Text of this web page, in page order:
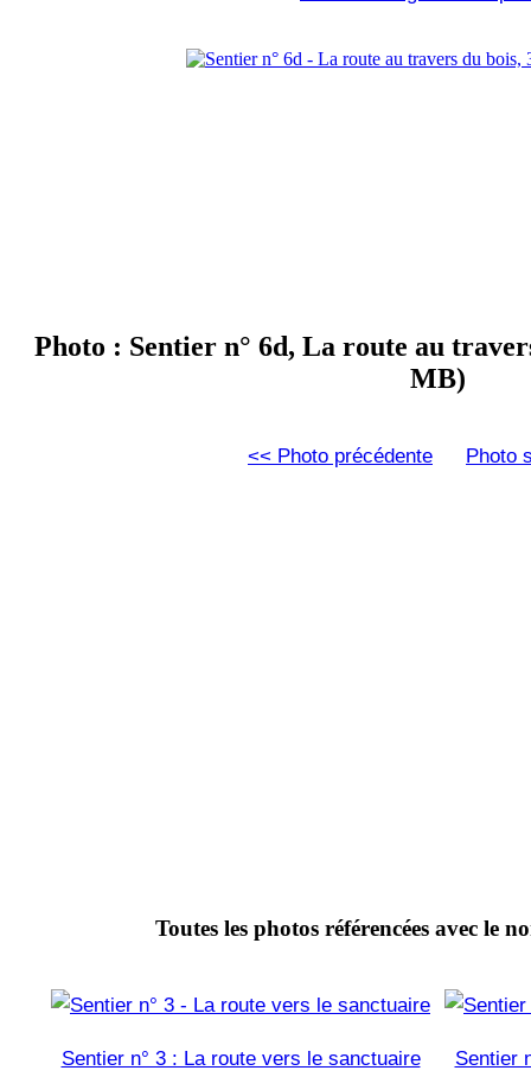
Photo : Sentier n° 6d, La route au
MB)
<< Photo précédente Photo
Toutes les photos référencées avec le
Sentier n° 3 : La route vers le sanctuaire Sentier